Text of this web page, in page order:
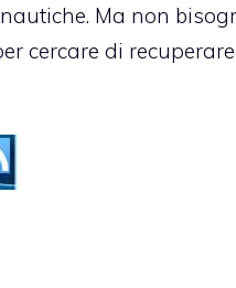
Ma non
cercare di